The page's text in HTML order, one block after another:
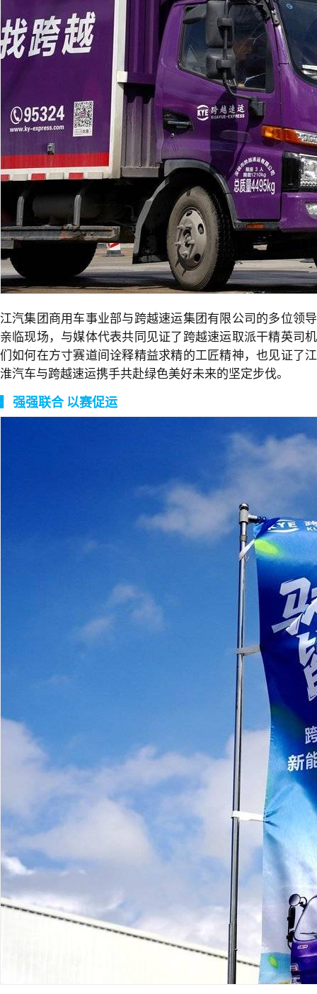
江汽集团商用车事业部与跨越速运集团有限公司的多位领导
亲临现场，与媒体代表共同见证了跨越速运取派干精英司机
们如何在方寸赛道间诠释精益求精的工匠精神，也见证了江
淮汽车与跨越速运携手共赴绿色美好未来的坚定步伐。
强强联合 以赛促运